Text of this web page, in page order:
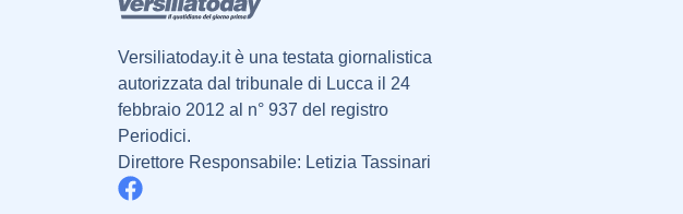
Versiliatoday.it è una testata giornalistica
autorizzata dal tribunale di Lucca il 24
febbraio 2012 al n° 937 del registro
Periodici.
Direttore Responsabile: Letizia Tassinari